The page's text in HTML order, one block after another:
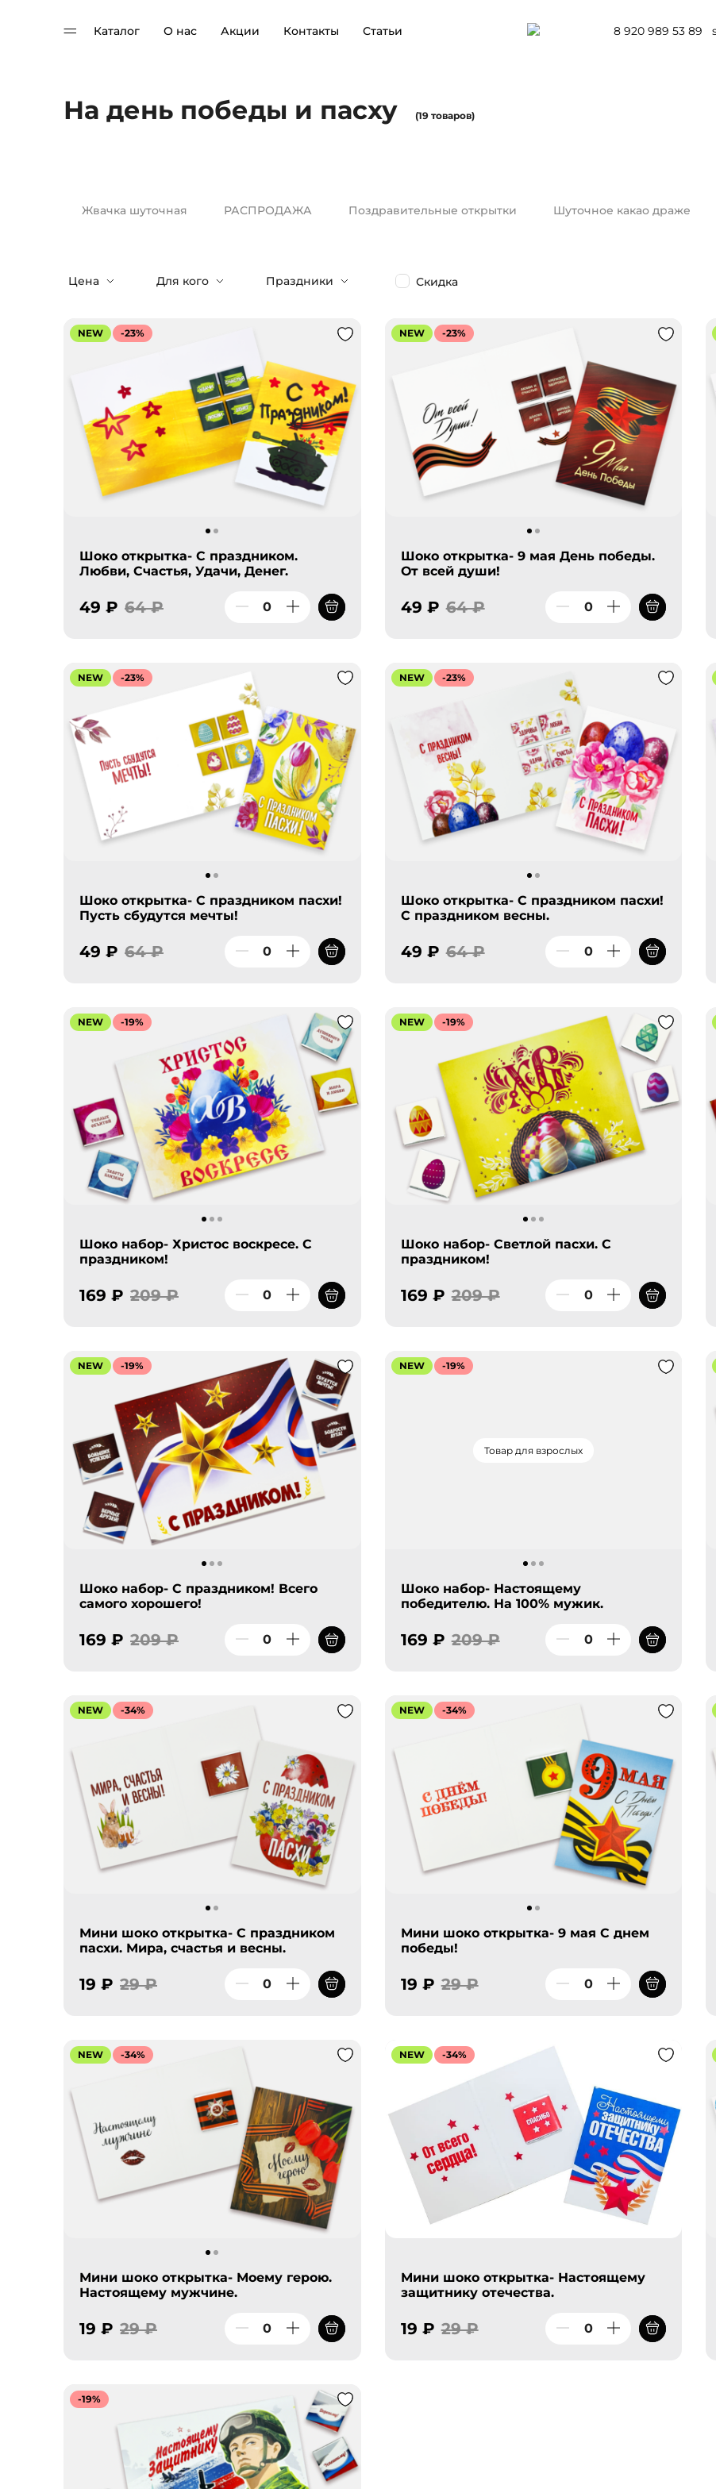
Каталог О нас Акции Контакты Статьи 8 920 989 53 89
На день победы и пасху (19 товаров)
Жвачка шуточная РАСПРОДАЖА Поздравительные открытки Шуточное какао драже
Цена Для кого Праздники Скидка
NEW -23%
Шоко открытка- С праздником.
Любви, Счастья, Удачи, Денег.
49 ₽ 64 ₽
NEW -23%
Шоко открытка- 9 мая День победы.
От всей души!
49 ₽ 64 ₽
NEW -23%
Шоко открытка- С праздником пасхи!
Пусть сбудутся мечты!
49 ₽ 64 ₽
NEW -23%
Шоко открытка- С праздником пасхи!
С праздником весны.
49 ₽ 64 ₽
NEW -19%
Шоко набор- Христос воскресе. С
праздником!
169 ₽ 209 ₽
NEW -19%
Шоко набор- Светлой пасхи. С
праздником!
169 ₽ 209 ₽
NEW -19%
Шоко набор- С праздником! Всего
самого хорошего!
169 ₽ 209 ₽
Товар для взрослых
NEW -19%
Шоко набор- Настоящему
победителю. На 100% мужик.
169 ₽ 209 ₽
NEW -34%
Мини шоко открытка- С праздником
пасхи. Мира, счастья и весны.
19 ₽ 29 ₽
NEW -34%
Мини шоко открытка- 9 мая С днем
победы!
19 ₽ 29 ₽
NEW -34%
Мини шоко открытка- Моему герою.
Настоящему мужчине.
19 ₽ 29 ₽
NEW -34%
Мини шоко открытка- Настоящему
защитнику отечества.
19 ₽ 29 ₽
-19%